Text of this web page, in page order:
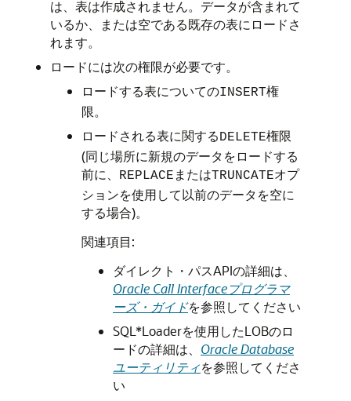
は、表は作成されません。データが含まれて
いるか、または空である既存の表にロードさ
れます。
ロードには次の権限が必要です。
ロードする表についてのINSERT権
限。
ロードされる表に関するDELETE権限
(同じ場所に新規のデータをロードする
前に、
REPLACE またはTRUNCATEオプ
ションを使用して以前のデータを空に
する場合)。
関連項目:
ダイレクト・パスAPIの詳細は、
Oracle Call Interfaceプログラマ
ーズ・ガイドを参照してください
SQL*Loaderを使用したLOBのロ
ードの詳細は、 Oracle Database
ユーティリティを参照してくださ
い